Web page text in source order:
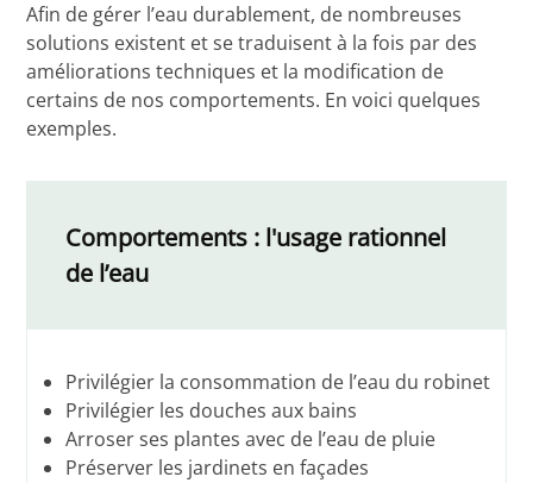
Afin de gérer l’eau durablement, de nombreuses
solutions existent et se traduisent à la fois par des
améliorations techniques et la modification de
certains de nos comportements. En voici quelques
exemples.
Comportements : l'usage rationnel
de l’eau
Privilégier la consommation de l’eau du robinet
Privilégier les douches aux bains
Arroser ses plantes avec de l’eau de pluie
Préserver les jardinets en façades